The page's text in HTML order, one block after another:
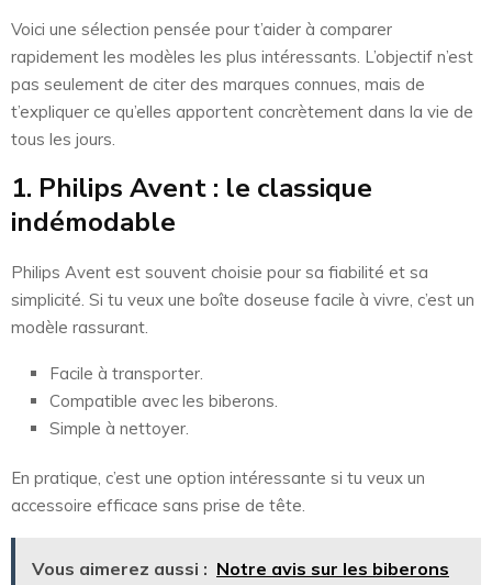
Voici une sélection pensée pour t’aider à comparer
rapidement les modèles les plus intéressants. L’objectif n’est
pas seulement de citer des marques connues, mais de
t’expliquer ce qu’elles apportent concrètement dans la vie de
tous les jours.
1. Philips Avent : le classique
indémodable
Philips Avent est souvent choisie pour sa fiabilité et sa
simplicité. Si tu veux une boîte doseuse facile à vivre, c’est un
modèle rassurant.
Facile à transporter.
Compatible avec les biberons.
Simple à nettoyer.
En pratique, c’est une option intéressante si tu veux un
accessoire efficace sans prise de tête.
Vous aimerez aussi : Notre avis sur les biberons